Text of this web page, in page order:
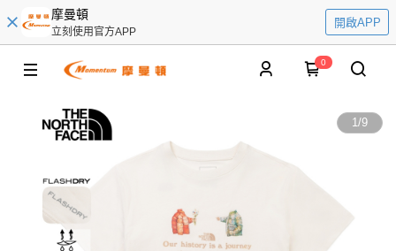
摩曼頓
立刻使用官方APP
開啟APP
0
1/9